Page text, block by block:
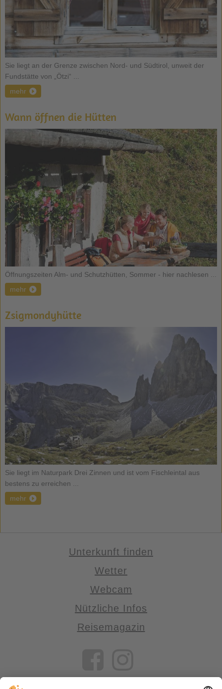
Sie liegt an der Grenze zwischen Nord- und Südtirol, unweit der
Fundstätte von „Ötzi“ ...
mehr
Wann öffnen die Hütten
Öffnungszeiten Alm- und Schutzhütten, Sommer - hier nachlesen ...
mehr
Zsigmondyhütte
Sie liegt im Naturpark Drei Zinnen und ist vom Fischleintal aus
bestens zu erreichen ...
mehr
Unterkunft finden
Wetter
Webcam
Nützliche Infos
Reisemagazin